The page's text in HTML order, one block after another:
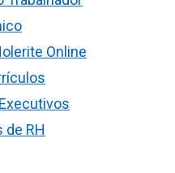
Online
de RH